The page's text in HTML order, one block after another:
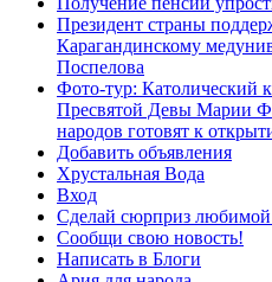
Президент страны
Карагандинскому
Поспелова
Фото-тур: Католический
Пресвятой Девы Марии
народов готовят к
Добавить объявления
Хрустальная Вода
Вход
Сделай сюрприз
Сообщи свою новость!
Написать в Блоги